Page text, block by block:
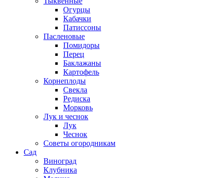
Огурцы
Кабачки
Патиссоны
Пасленовые
Помидоры
Перец
Баклажаны
Картофель
Корнеплоды
Свекла
Редиска
Морковь
Лук и чеснок
Лук
Чеснок
Советы огородникам
Сад
Виноград
Клубника